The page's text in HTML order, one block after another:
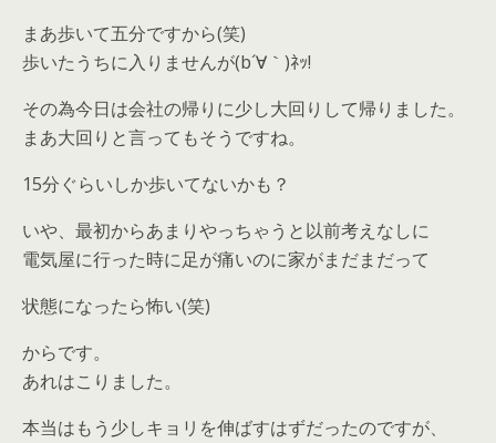
まあ歩いて五分ですから(笑)
歩いたうちに入りませんが(b´∀｀)ﾈｯ!
その為今日は会社の帰りに少し大回りして帰りました。
まあ大回りと言ってもそうですね。
15分ぐらいしか歩いてないかも？
いや、最初からあまりやっちゃうと以前考えなしに
電気屋に行った時に足が痛いのに家がまだまだって
状態になったら怖い(笑)
からです。
あれはこりました。
本当はもう少しキョリを伸ばすはずだったのですが、